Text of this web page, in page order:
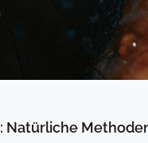
Natürliche